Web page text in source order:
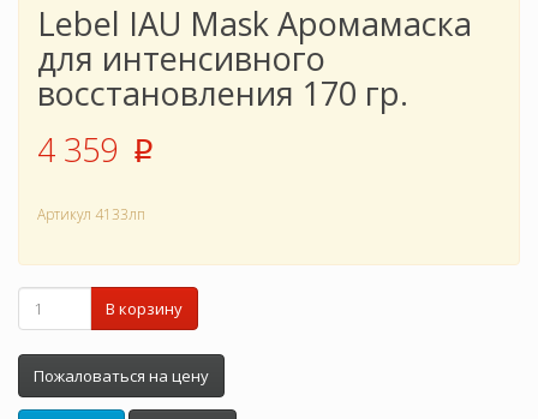
Lebel IAU Mask Аромамаска
для интенсивного
восстановления 170 гр.
4 359 p
Артикул 4133лп
В корзину
Пожаловаться на цену